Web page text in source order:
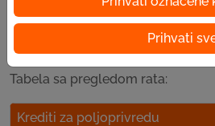
Prihvati
poljoprivredu
Tabela sa pregledom rata:
Krediti za poljoprivredu